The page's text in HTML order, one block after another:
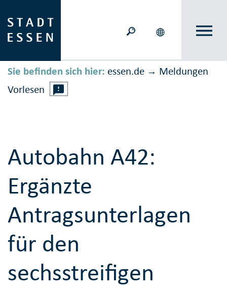
Sie befinden sich hier: essen.de → Meldungen
Vorlesen
Autobahn A42:
Ergänzte
Antragsunterlagen
für den
sechsstreifigen